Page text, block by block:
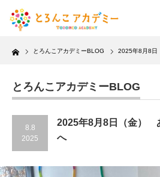
Home とろんこアカデミーBLOG 2025年8月8日
とろんこアカデミーBLOG
8.8
2025
2025年8月8日（金）
へ